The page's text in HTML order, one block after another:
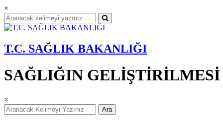
×
T.C. SAĞLIK BAKANLIĞI
SAĞLIĞIN
×
Ara